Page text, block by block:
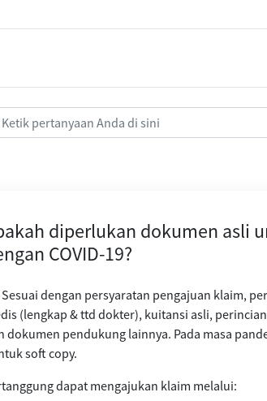
asli untuk
diperlukan dokumen asli
COVID-19?
Sesuai dengan persyaratan pengajuan klaim,
(lengkap & ttd dokter), kuitansi asli,
dokumen pendukung lainnya. Pada masa
soft copy.
dapat mengajukan klaim melalui: